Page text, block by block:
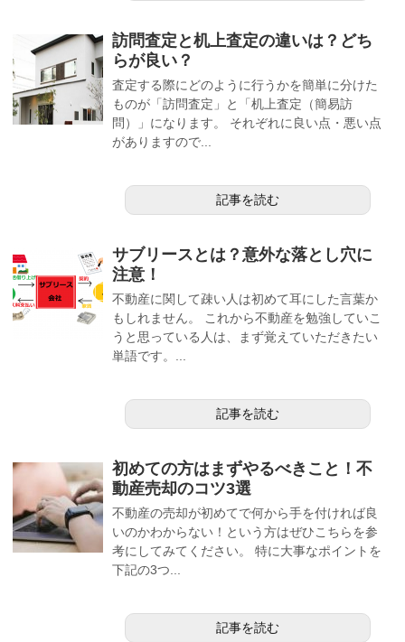
訪問査定と机上査定の違いは？どち
らが良い？
査定する際にどのように行うかを簡単に分けた
ものが「訪問査定」と「机上査定（簡易訪
問）」になります。 それぞれに良い点・悪い点
がありますので...
記事を読む
サブリースとは？意外な落とし穴に
注意！
不動産に関して疎い人は初めて耳にした言葉か
もしれません。 これから不動産を勉強していこ
うと思っている人は、まず覚えていただきたい
単語です。...
記事を読む
初めての方はまずやるべきこと！不
動産売却のコツ3選
不動産の売却が初めてで何から手を付ければ良
いのかわからない！という方はぜひこちらを参
考にしてみてください。 特に大事なポイントを
下記の3つ...
記事を読む